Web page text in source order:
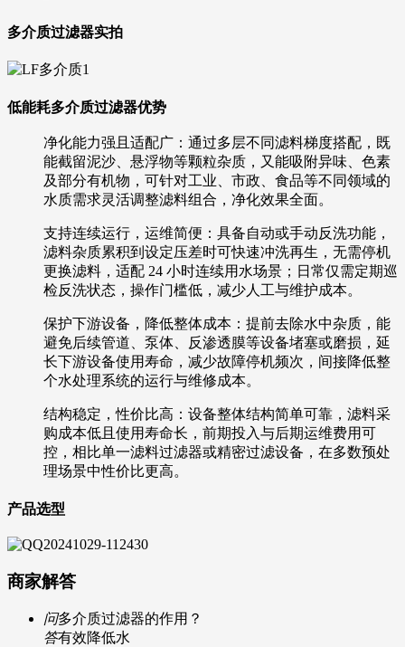
多介质过滤器实拍
低能耗多介质过滤器优势
净化能力强且适配广：通过多层不同滤料梯度搭配，既
能截留泥沙、悬浮物等颗粒杂质，又能吸附异味、色素
及部分有机物，可针对工业、市政、食品等不同领域的
水质需求灵活调整滤料组合，净化效果全面。
支持连续运行，运维简便：具备自动或手动反洗功能，
滤料杂质累积到设定压差时可快速冲洗再生，无需停机
更换滤料，适配 24 小时连续用水场景；日常仅需定期巡
检反洗状态，操作门槛低，减少人工与维护成本。
保护下游设备，降低整体成本：提前去除水中杂质，能
避免后续管道、泵体、反渗透膜等设备堵塞或磨损，延
长下游设备使用寿命，减少故障停机频次，间接降低整
个水处理系统的运行与维修成本。
结构稳定，性价比高：设备整体结构简单可靠，滤料采
购成本低且使用寿命长，前期投入与后期运维费用可
控，相比单一滤料过滤器或精密过滤设备，在多数预处
理场景中性价比更高。
产品选型
商家解答
问多介质过滤器的作用？
答有效降低水